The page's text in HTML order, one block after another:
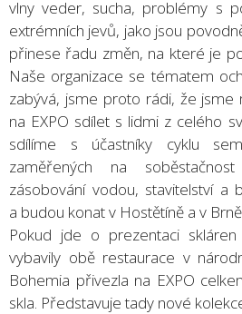
vlny veder, sucha, problémy s
extrémních jevů, jako jsou
přinese řadu změn, na které je
Naše organizace se tématem
zabývá, jsme proto rádi, že jsme
na EXPO sdílet s lidmi z celého
sdílíme s účastníky cyklu
zaměřených na
zásobování vodou, stavitelství a
a budou konat v Hostětíně a v
Pokud jde o prezentaci
vybavily obě restaurace v
Bohemia přivezla na EXPO
skla. Představuje tady nové